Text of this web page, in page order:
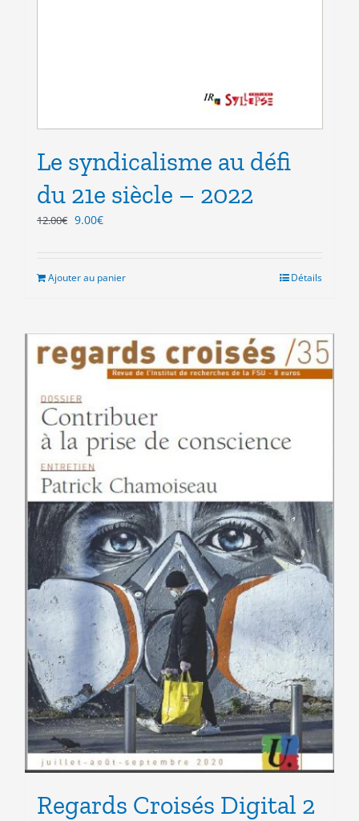
Le syndicalisme au défi
du 21e siècle – 2022
12.00€ Le
9.00€Le
est :
Ajouter au panier Détails
Regards Croisés Digital 2